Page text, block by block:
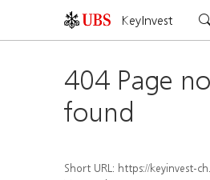
KeyInvest
404 Page
found
Short URL: https://keyinvest-ch.ubs.com/produkt/